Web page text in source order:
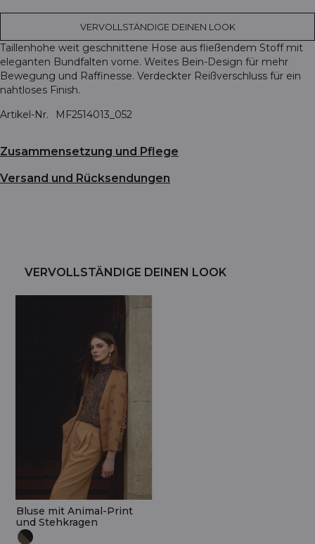
VERVOLLSTÄNDIGE DEINEN LOOK
Taillenhohe weit geschnittene Hose aus fließendem Stoff mit
eleganten Bundfalten vorne. Weites Bein-Design für mehr
Bewegung und Raffinesse. Verdeckter Reißverschluss für ein
nahtloses Finish.
Artikel-Nr.
MF2514013_052
Zusammensetzung und Pflege
Versand und Rücksendungen
VERVOLLSTÄNDIGE DEINEN LOOK
Bluse mit Animal-Print
und Stehkragen